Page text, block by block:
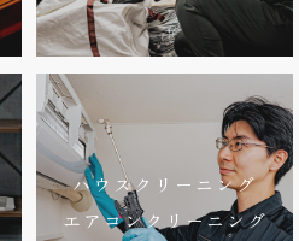
ハウスクリーニング
エアコンクリーニング